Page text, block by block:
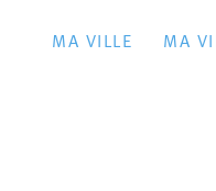
MA VILLE MA